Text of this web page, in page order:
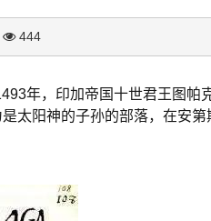
444
年，印加帝国十世君王图帕
太阳神的子孙的部落，在安第